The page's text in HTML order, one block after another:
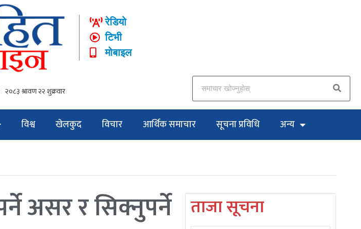
रेडियो
टिभी
मोबाइल
विश्व खेलकुद विचार आर्थिक समाचार सूचना प्रविधि अन्य
असर र सिक्नुपर्ने ताजा सूचना